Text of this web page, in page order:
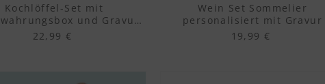
Kochlöffel-Set mit
und Gravur
aus Bambus
22,99 €
Wein Set Sommelier
personalisiert mit Gravur
19,99 €